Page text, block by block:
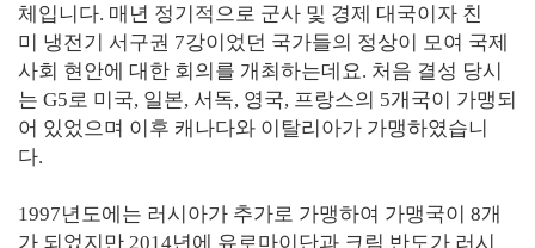
체입니다. 매년 정기적으로 군사 및 경제 대국이자 친
미 냉전기 서구권 7강이었던 국가들의 정상이 모여 국제
사회 현안에 대한 회의를 개최하는데요. 처음 결성 당시
는 G5로 미국, 일본, 서독, 영국, 프랑스의 5개국이 가맹되
어 있었으며 이후 캐나다와 이탈리아가 가맹하였습니
다.
1997년도에는 러시아가 추가로 가맹하여 가맹국이 8개
가 되었지만 2014년에 유로마이단과 크림 반도가 러시